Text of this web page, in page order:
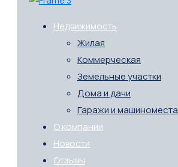
Недвижимость
Жилая
Коммерческая
Земельные участки
Дома и дачи
Гаражи и машиноместа
О компании
Новости
Отзывы